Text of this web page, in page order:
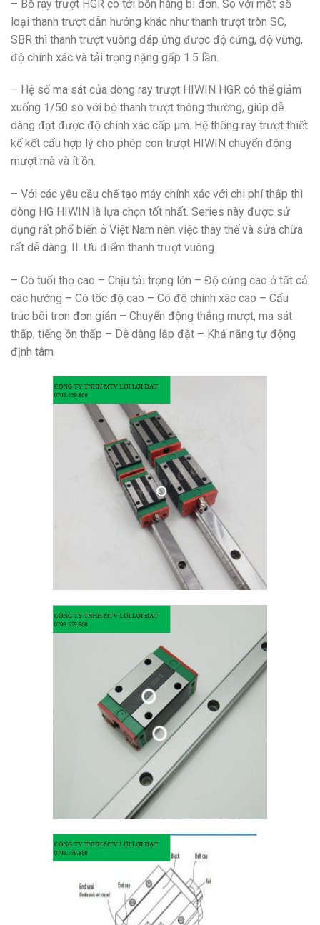
– Bộ ray trượt HGR có tới bốn hàng bi đơn. So với một số
loại thanh trượt dẫn hướng khác như thanh trượt tròn SC,
SBR thì thanh trượt vuông đáp ứng được độ cứng, độ vững,
độ chính xác và tải trọng nặng gấp 1.5 lần.
– Hệ số ma sát của dòng ray trượt HIWIN HGR có thể giảm
xuống 1/50 so với bộ thanh trượt thông thường, giúp dễ
dàng đạt được độ chính xác cấp μm. Hệ thống ray trượt thiết
kế kết cấu hợp lý cho phép con trượt HIWIN chuyển động
mượt mà và ít ồn.
– Với các yêu cầu chế tạo máy chính xác với chi phí thấp thì
dòng HG HIWIN là lựa chọn tốt nhất. Series này được sử
dụng rất phổ biến ở Việt Nam nên việc thay thế và sửa chữa
rất dễ dàng. II. Ưu điểm thanh trượt vuông
– Có tuổi thọ cao – Chịu tải trọng lớn – Độ cứng cao ở tất cả
các hướng – Có tốc độ cao – Có độ chính xác cao – Cấu
trúc bôi trơn đơn giản – Chuyển động thẳng mượt, ma sát
thấp, tiếng ồn thấp – Dễ dàng lắp đặt – Khả năng tự động
định tâm